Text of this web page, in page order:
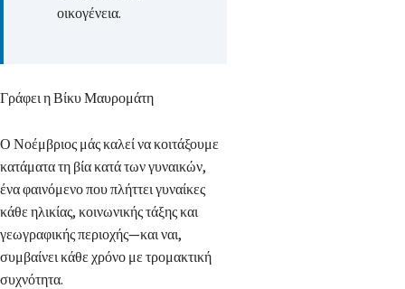
οικογένεια.
Γράφει η Βίκυ Μαυρομάτη
Ο Νοέμβριος μάς καλεί να κοιτάξουμε
κατάματα τη βία κατά των γυναικών,
ένα φαινόμενο που πλήττει γυναίκες
κάθε ηλικίας, κοινωνικής τάξης και
γεωγραφικής περιοχής—και ναι,
συμβαίνει κάθε χρόνο με τρομακτική
συχνότητα.